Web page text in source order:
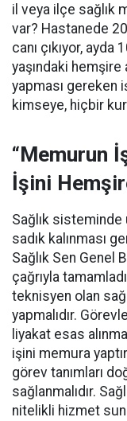
il veya ilçe sağlık
var? Hastanede
canı çıkıyor,
yaşındaki
yapması gereken
kimseye, hiçbir
“Memurun
İşini
Sağlık sisteminde
sadık kalınması
Sağlık Sen Genel
çağrıyla
teknisyen olan
yapmalıdır.
liyakat esas
işini memura
görev tanımları
sağlanmalıdır.
nitelikli hizmet